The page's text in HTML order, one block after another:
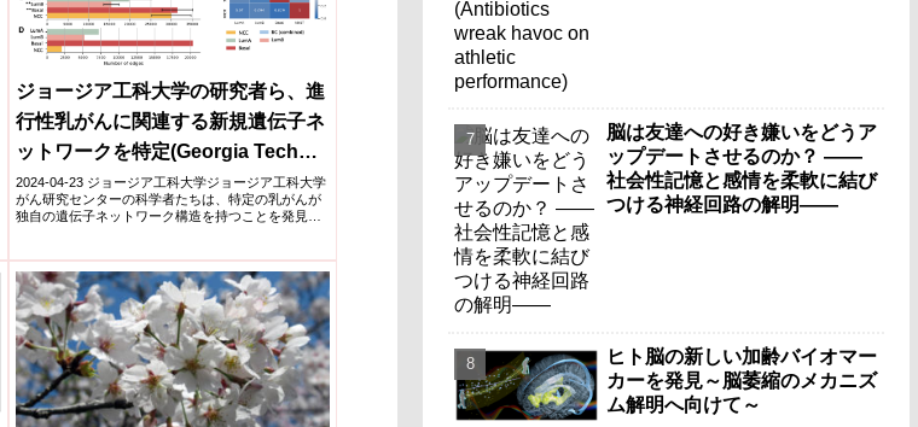
ジョージア工科大学の研究者ら、進
行性乳がんに関連する新規遺伝子ネ
ットワークを特定(Georgia Tech
Researchers Identify Novel Gene
Networks Associated with
Cancer)
2024-04-23 ジョージア工科大学ジョージア工科大学
がん研究センターの科学者たちは、特定の乳がんが
独自の遺伝子ネットワーク構造を持つことを発見し
脳は友達への好き嫌いをどうア
ップデートさせるのか？ ――
社会性記憶と感情を柔軟に結び
つける神経回路の解明――
ヒト脳の新しい加齢バイオマー
カーを発見～脳萎縮のメカニズ
ム解明へ向けて～